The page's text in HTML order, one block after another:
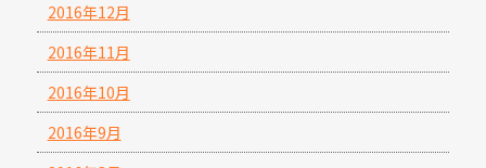
2016年12月
2016年11月
2016年10月
2016年9月